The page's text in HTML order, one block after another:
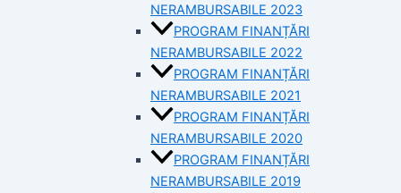
NERAMBURSABILE 2023
PROGRAM FINANȚĂRI
NERAMBURSABILE 2022
PROGRAM FINANȚĂRI
NERAMBURSABILE 2021
PROGRAM FINANȚĂRI
NERAMBURSABILE 2020
PROGRAM FINANȚĂRI
NERAMBURSABILE 2019